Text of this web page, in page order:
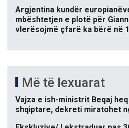
Argjentina kundër
mbështetjen e plotë për
vlerësojmë çfarë ka bërë në
Më të lexuarat
Vajza e ish-ministrit Beqaj
shqiptare, dekreti miratohet